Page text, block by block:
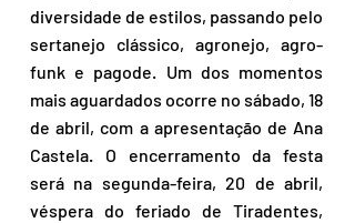
diversidade de estilos, passando pelo
sertanejo clássico, agronejo, agro-
funk e pagode. Um dos momentos
mais aguardados ocorre no sábado, 18
de abril, com a apresentação de Ana
Castela. O encerramento da festa
será na segunda-feira, 20 de abril,
véspera do feriado de Tiradentes,